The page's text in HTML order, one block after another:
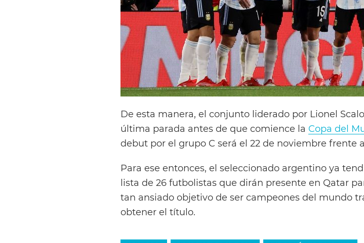
De esta manera, el conjunto liderado por Lionel
última parada antes de que comience la Copa del
debut por el grupo C será el 22 de noviembre frente
Para ese entonces, el seleccionado argentino ya
lista de 26 futbolistas que dirán presente en Qatar
tan ansiado objetivo de ser campeones del mundo
obtener el título.